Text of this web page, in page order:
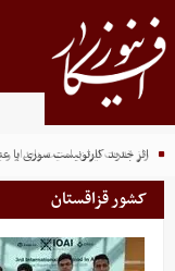
راز قدرت ایران، امنیت
اثر جدید کارتونیست سوری با
کشور قزاقستان